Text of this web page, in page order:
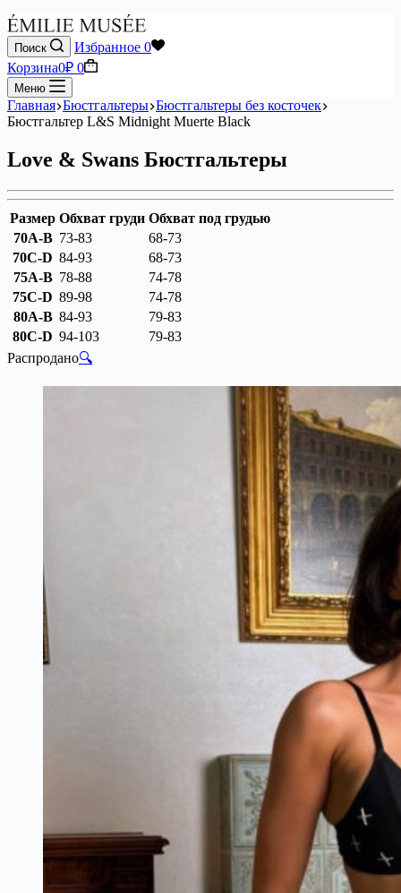
Поиск Избранное 0
Корзина0₽ 0
Меню
Главная Бюстгальтеры Бюстгальтеры без косточек
Бюстгальтер L&S Midnight Muerte Black
Love & Swans Бюстгальтеры
Размер Обхват груди Обхват под грудью
70A-B 73-83
68-73
70C-D 84-93
68-73
75A-B 78-88
74-78
75C-D 89-98
74-78
80A-B 84-93
79-83
80C-D 94-103
79-83
Распродано🔍